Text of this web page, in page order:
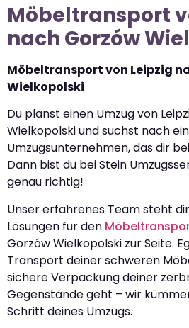
Möbeltransport
nach Gorzów
Möbeltransport von Leipzig
Wielkopolski
Du planst einen Umzug von
Wielkopolski und suchst nach
Umzugsunternehmen, das dir
Dann bist du bei Stein
genau richtig!
Unser erfahrenes Team steht
Lösungen für den
Gorzów Wielkopolski zur Seite.
Transport deiner schweren
sichere Verpackung deiner
Gegenstände geht – wir
Schritt deines Umzugs.